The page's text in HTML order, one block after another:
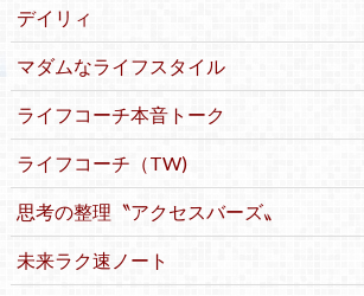
デイリィ
マダムなライフスタイル
ライフコーチ本音トーク
ライフコーチ（TW)
思考の整理〝アクセスバーズ〟
未来ラク速ノート